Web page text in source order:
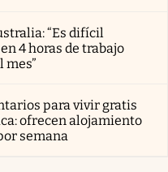
“Es difícil
4 horas de trabajo
mes”
para vivir gratis
ofrecen alojamiento
semana